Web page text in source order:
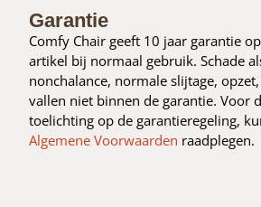
Garantie
Comfy Chair geeft 10 jaar garantie
artikel bij normaal gebruik. Schade
nonchalance, normale slijtage,
vallen niet binnen de garantie. Voor
toelichting op de garantieregeling,
Algemene Voorwaarden raadplegen.